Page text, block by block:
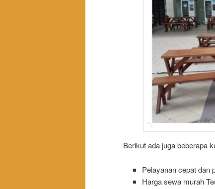
Berikut ada juga beberapa
Pelayanan cepat dan
Harga sewa murah